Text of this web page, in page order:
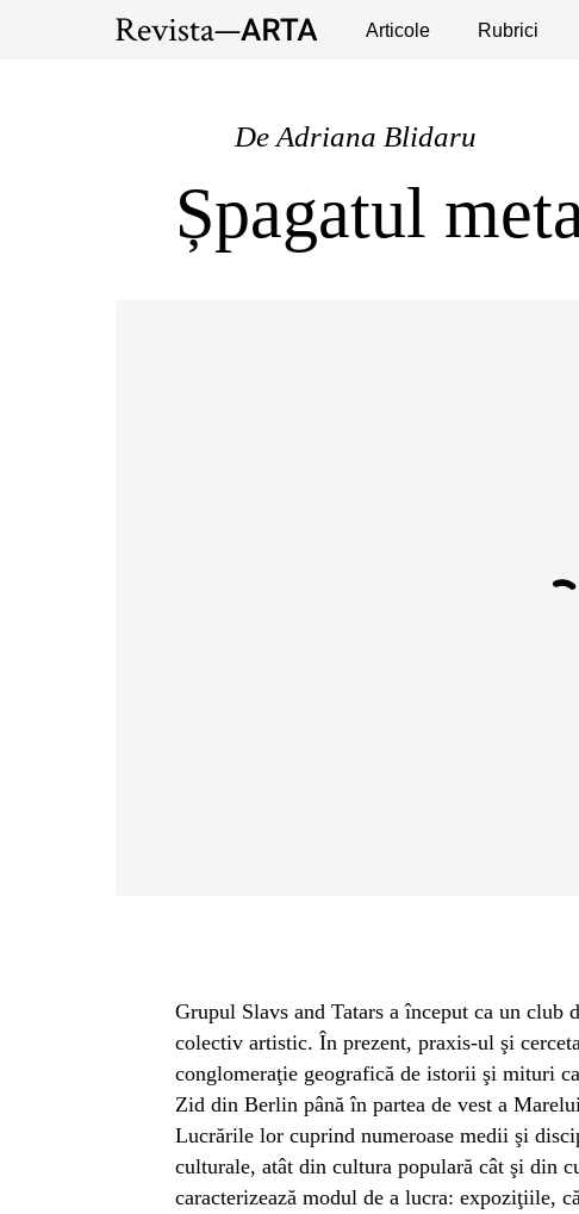
Articole Rubrici
Expoziții Evenimente Interviuri Publicaţii
De Adriana Blidaru
Șpagatul
Grupul Slavs and Tatars a început ca un club
colectiv artistic. În prezent, praxis-ul şi
conglomeraţie geografică de istorii şi mituri
Zid din Berlin până în partea de vest a
Lucrările lor cuprind numeroase medii şi
culturale, atât din cultura populară cât şi din
caracterizează modul de a lucra: expoziţiile,